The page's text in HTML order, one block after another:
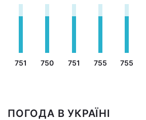
751 750 751 755 755
ПОГОДА В УКРАЇНІ